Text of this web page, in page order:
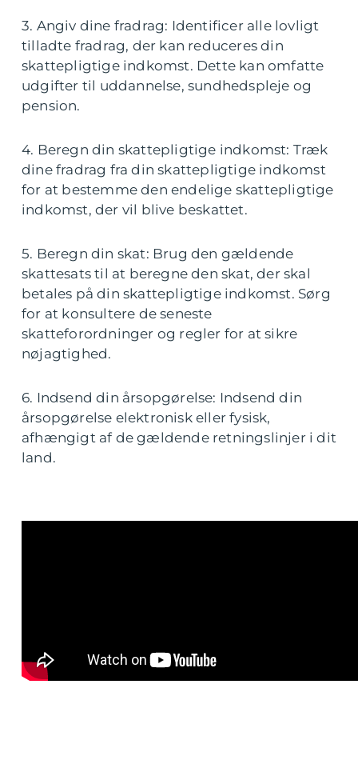
3. Angiv dine fradrag: Identificer alle lovligt
tilladte fradrag, der kan reduceres din
skattepligtige indkomst. Dette kan omfatte
udgifter til uddannelse, sundhedspleje og
pension.
4. Beregn din skattepligtige indkomst: Træk
dine fradrag fra din skattepligtige indkomst
for at bestemme den endelige skattepligtige
indkomst, der vil blive beskattet.
5. Beregn din skat: Brug den gældende
skattesats til at beregne den skat, der skal
betales på din skattepligtige indkomst. Sørg
for at konsultere de seneste
skatteforordninger og regler for at sikre
nøjagtighed.
6. Indsend din årsopgørelse: Indsend din
årsopgørelse elektronisk eller fysisk,
afhængigt af de gældende retningslinjer i dit
land.